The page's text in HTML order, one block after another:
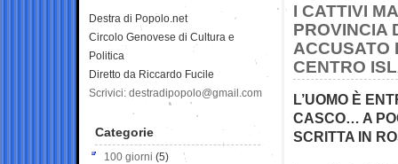
I CATTIVI
PROVINCIA
ACCUSATO
CENTRO
L’UOMO È
CASCO… A
SCRITTA IN
Destra di Popolo.net
Circolo Genovese di Cultura e
Politica
Diretto da Riccardo Fucile
Scrivici: destradipopolo@gmail.com
Categorie
100 giorni (5)